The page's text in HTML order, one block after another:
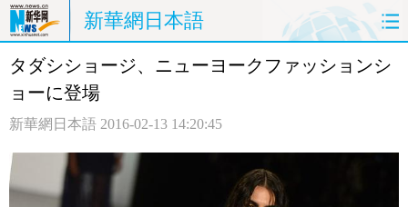
新華網日本語
ホームページ 政治 経済
観光
タダシショージ、ニューヨークファッションシ
ョーに登場
新華網日本語 2016-02-13 14:20:45